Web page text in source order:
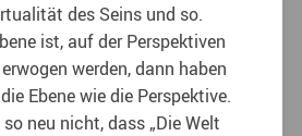
des Seins und so.
ist, auf der Perspektiven
werden, dann haben
Ebene wie die Perspektive.
neu nicht, dass „Die Welt